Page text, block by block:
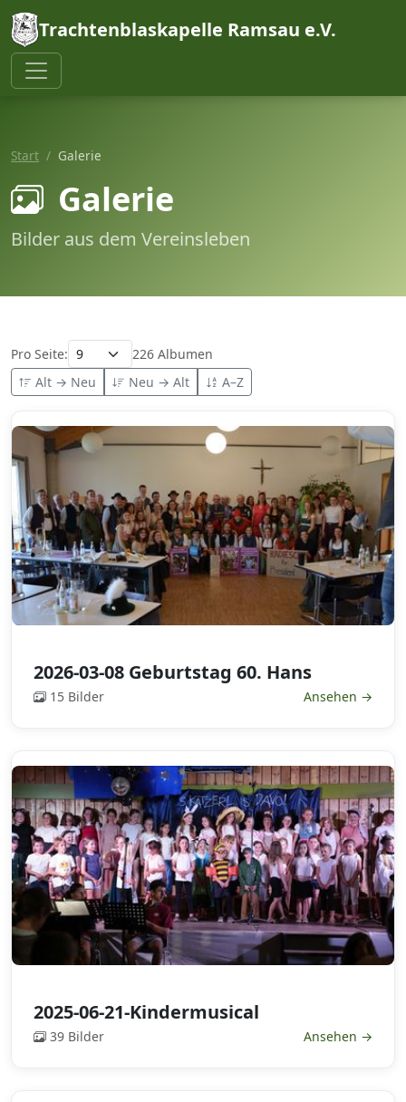
Trachtenblaskapelle Ramsau e.V.
Start Galerie
Galerie
Bilder aus dem Vereinsleben
Pro Seite:
226 Albumen
Alt → Neu
Neu → Alt A–Z
2026-03-08 Geburtstag 60. Hans
15 Bilder Ansehen →
2025-06-21-Kindermusical
39 Bilder Ansehen →